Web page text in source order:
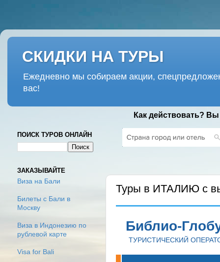
СКИДКИ НА ТУРЫ
Ежедневно мы собираем акции,
вас!
Как действовать?
Туры в ИТАЛИЮ с
Библио-
ТУРИСТИЧЕСКИЙ
ПОИСК ТУРОВ ОНЛАЙН
ЗАКАЗЫВАЙТЕ
Виза на Бали
Билеты с Бали в
Москву
Виза в Индонезию по
рублевой карте
Visa for Bali